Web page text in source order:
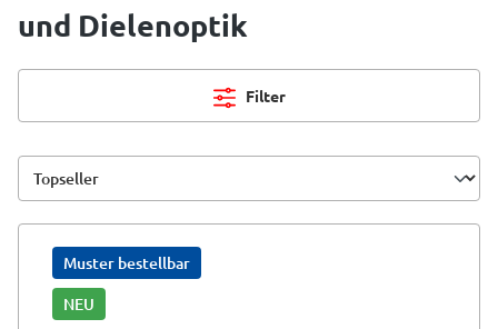
und Dielenoptik
Filter
Muster bestellbar
NEU